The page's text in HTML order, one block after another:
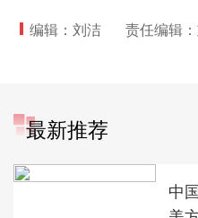
编辑：刘洁 责任编辑
最新推荐
中